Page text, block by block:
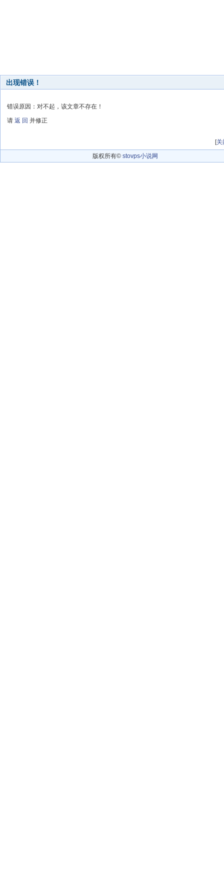
出现错误！
错误原因：对不起，该文章不存在！
请 返 回 并修正
[关
版权所有© stovps小说网